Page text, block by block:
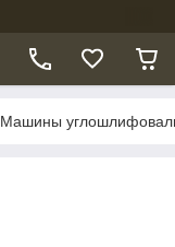
Машины